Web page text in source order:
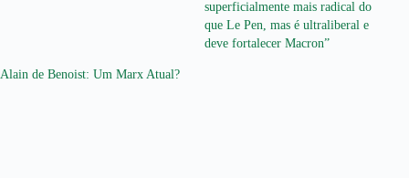
superficialmente mais radical do
que Le Pen, mas é ultraliberal e
deve fortalecer Macron”
Alain de Benoist: Um Marx Atual?